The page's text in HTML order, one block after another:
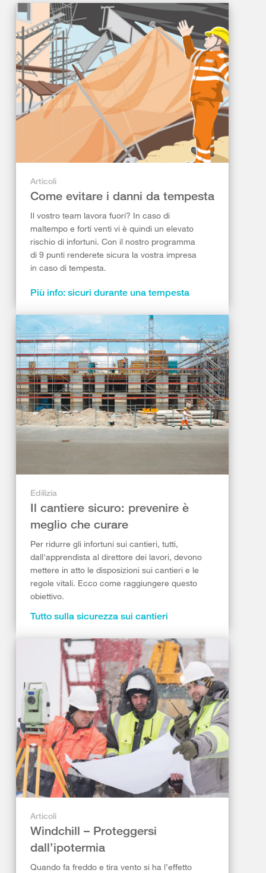
Articoli
Come evitare i danni da tempesta
Il vostro team lavora fuori? In caso di
maltempo e forti venti vi è quindi un elevato
rischio di infortuni. Con il nostro programma
di 9 punti renderete sicura la vostra impresa
in caso di tempesta.
Più info: sicuri durante una tempesta
Edilizia
Il cantiere sicuro: prevenire è
meglio che curare
Per ridurre gli infortuni sui cantieri, tutti,
dall'apprendista al direttore dei lavori, devono
mettere in atto le disposizioni sui cantieri e le
regole vitali. Ecco come raggiungere questo
obiettivo.
Tutto sulla sicurezza sui cantieri
Articoli
Windchill – Proteggersi
dall’ipotermia
Quando fa freddo e tira vento si ha l’effetto